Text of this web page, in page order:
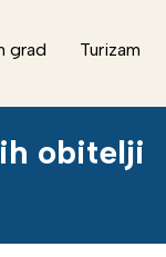
grad Turizam
obitelji